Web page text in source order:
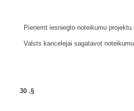
Pieņemt iesniegto noteikumu projektu.
Valsts kancelejai sagatavot
30 .§